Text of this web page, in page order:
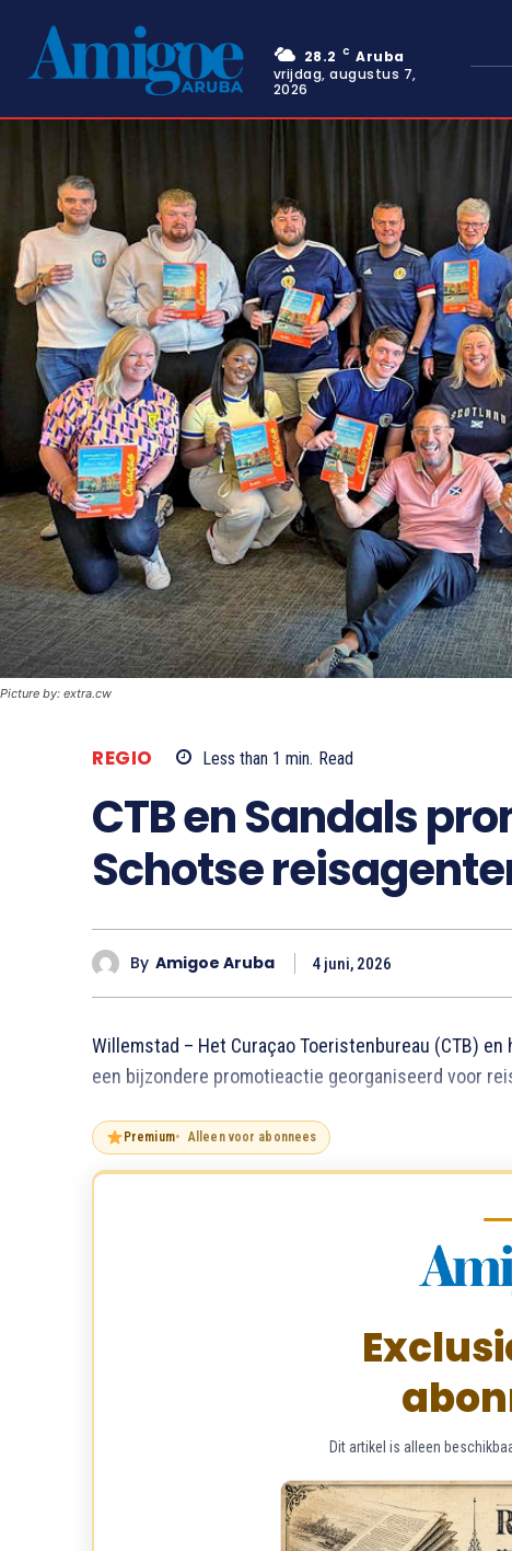
28.2 C Aruba
vrijdag, augustus 7,
2026
Picture by: extra.cw
REGIO Less than 1 min. Read
CTB en Sandals
Schotse
By Amigoe Aruba 4 juni, 2026
Willemstad – Het Curaçao Toeristenbureau (CTB)
een bijzondere promotieactie georganiseerd voor
Premium Alleen voor abonnees
Dit artikel is alleen